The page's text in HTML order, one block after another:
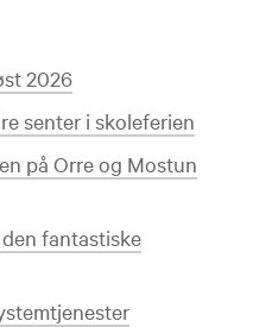
2026
senter i skoleferien
på Orre og Mostun
fantastiske